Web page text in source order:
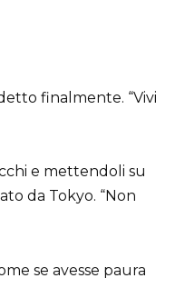
finalmente. “Vivi
e mettendoli su
da Tokyo. “Non
se avesse paura